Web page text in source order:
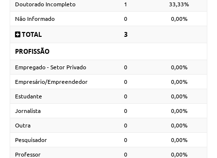
Doutorado Incompleto 1 33,33%
Não Informado 0 0,00%
TOTAL
3
PROFISSÃO
Empregado - Setor Privado 0 0,00%
Empresário/Empreendedor 0 0,00%
Estudante 0 0,00%
Jornalista 0 0,00%
Outra 0 0,00%
Pesquisador 0 0,00%
Professor 0 0,00%